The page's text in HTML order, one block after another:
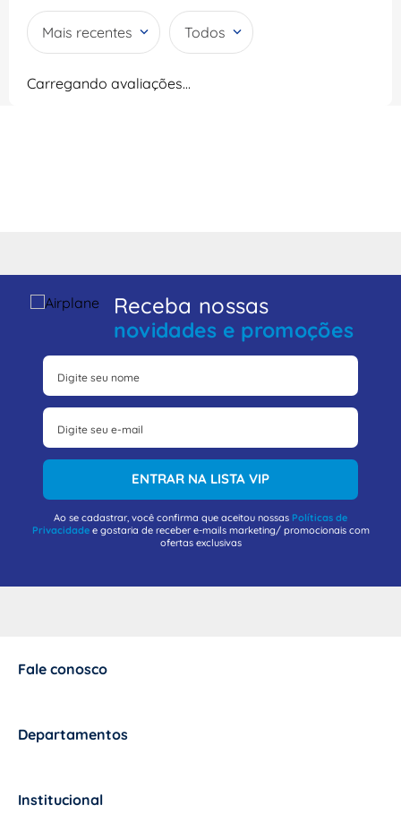
Mais recentes Todos
Carregando avaliações…
Receba nossas
novidades e promoções
ENTRAR NA LISTA VIP
Ao se cadastrar, você confirma que aceitou nossas Políticas de
Privacidadee gostaria de receber e-mails marketing/ promocionais com
ofertas exclusivas
Fale conosco
Departamentos
Institucional